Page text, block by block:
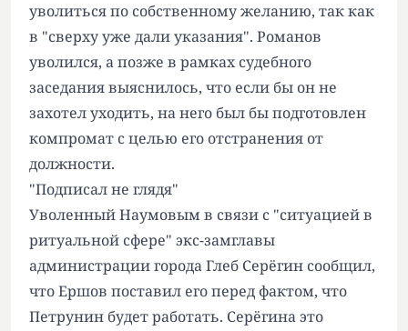
уволиться по собственному желанию, так как
в "сверху уже дали указания". Романов
уволился, а позже в рамках судебного
заседания выяснилось, что если бы он не
захотел уходить, на него был бы подготовлен
компромат с целью его отстранения от
должности.
"Подписал не глядя"
Уволенный Наумовым в связи с "ситуацией в
ритуальной сфере" экс-замглавы
администрации города Глеб Серёгин сообщил,
что Ершов поставил его перед фактом, что
Петрунин будет работать. Серёгина это